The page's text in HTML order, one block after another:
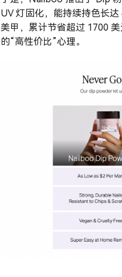
UV 灯固化，能持续持色长
美甲，累计节省超过 1700
的“高性价比”心理。